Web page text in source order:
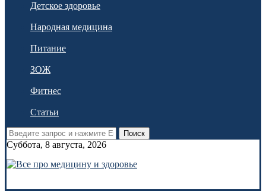
Детское здоровье
Народная медицина
Питание
ЗОЖ
Фитнес
Статьи
Поиск
Суббота, 8 августа, 2026